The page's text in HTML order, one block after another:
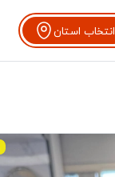
انتخاب استان